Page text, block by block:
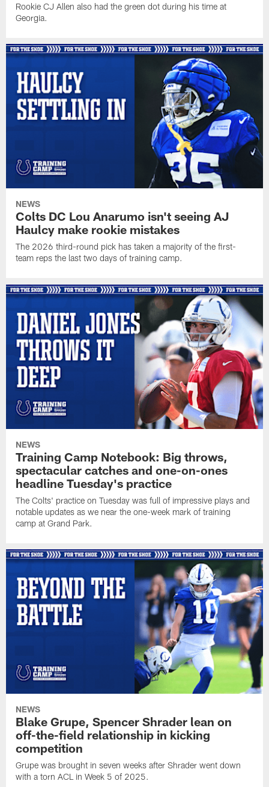
Rookie CJ Allen also had the green dot during his time at
Georgia.
NEWS
Colts DC Lou Anarumo isn't seeing AJ
Haulcy make rookie mistakes
The 2026 third-round pick has taken a majority of the first-
team reps the last two days of training camp.
NEWS
Training Camp Notebook: Big throws,
spectacular catches and one-on-ones
headline Tuesday's practice
The Colts' practice on Tuesday was full of impressive plays and
notable updates as we near the one-week mark of training
camp at Grand Park.
NEWS
Blake Grupe, Spencer Shrader lean on
off-the-field relationship in kicking
competition
Grupe was brought in seven weeks after Shrader went down
with a torn ACL in Week 5 of 2025.